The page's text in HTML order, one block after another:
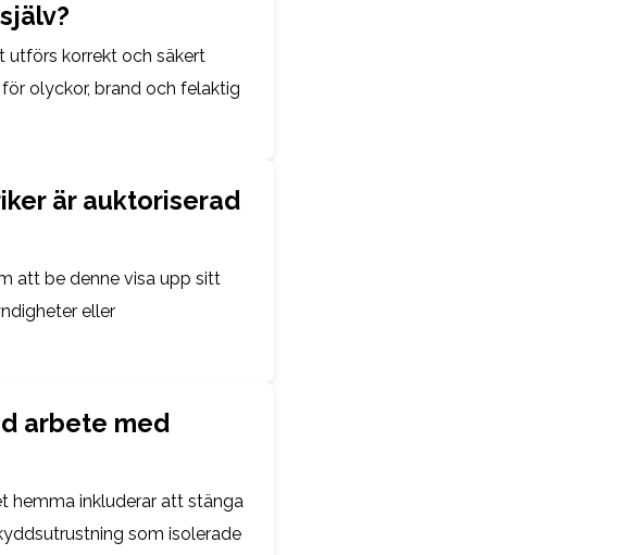
utförs korrekt och säkert
olyckor, brand och felaktig
är auktoriserad
att be denne visa upp sitt
eller
arbete med
hemma inkluderar att stänga
som isolerade